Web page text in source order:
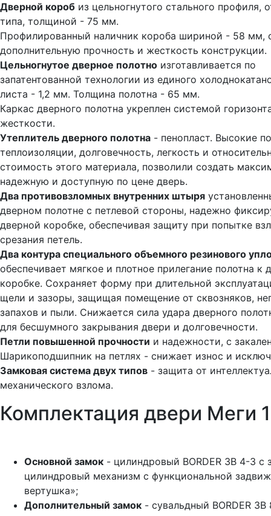
Дверной короб из цельногнутого стального профиля,
типа, толщиной - 75 мм.
Профилированный наличник короба шириной - 58 мм,
дополнительную прочность и жесткость конструкции.
Цельногнутое дверное полотно изготавливается по
запатентованной технологии из единого
листа - 1,2 мм. Толщина полотна - 65 мм.
Каркас дверного полотна укреплен системой
жесткости.
Утеплитель дверного полотна - пенопласт. Высокие
теплоизоляции, долговечность, легкость и
стоимость этого материала, позволили создать
надежную и доступную по цене дверь.
Два противовзломных внутренних штыря
дверном полотне с петлевой стороны, надежно
дверной коробке, обеспечивая защиту при попытке
срезания петель.
Два контура специального объемного резинового
обеспечивает мягкое и плотное прилегание полотна к
коробке. Сохраняет форму при длительной
щели и зазоры, защищая помещение от сквозняков,
запахов и пыли. Снижается сила удара дверного
для бесшумного закрывания двери и долговечности.
Петли повышенной прочности и надежности, с
Шарикоподшипник на петлях - снижает износ и
Замковая система двух типов - защита от
механического взлома.
Комплектация двери Меги
Основной замок - цилиндровый BORDER ЗВ 4-3 с
цилиндровый механизм с функциональной
вертушка»;
Дополнительный замок - сувальдный BORDER ЗВ